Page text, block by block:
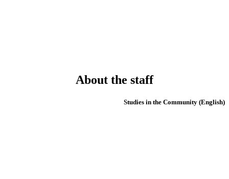
About the staff
(English) Studies in the Community